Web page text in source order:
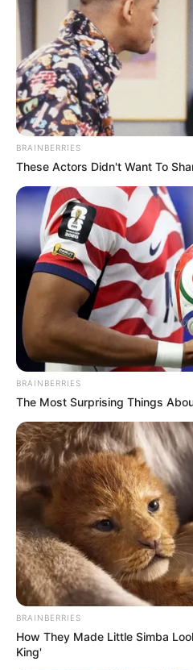
BRAINBERRIES
These Actors Didn't Want To
BRAINBERRIES
The Most Surprising Things
BRAINBERRIES
How They Made Little Simba
King'